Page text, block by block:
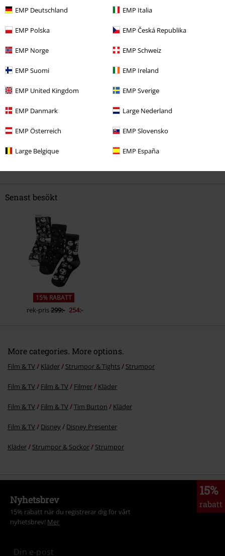
EMP Deutschland EMP Italia
EMP Polska EMP Česká Republika
EMP Norge EMP Schweiz
EMP Suomi EMP Ireland
EMP United Kingdom EMP Sverige
EMP Danmark Large Nederland
EMP Österreich EMP Slovensko
Large Belgique EMP España
Kvalité
Verifierad recension
Hade du någon nytta av den här recensionen?
Kommentar
Skicka kommentar
Senast besökt
15% RABATT
rek-pris299:- 254:-
More categories. More options.
Film & TV Kläder Strumpor & Tights Strumpor
Film & TV Film & TV Filmer Kläder
Film & TV Film & TV Tim Burton Kläder
Film & TV Disney Disney Presenter
Kläder Strumpor & Sockor Strumpor
15%
rabatt
Nyhetsbrev
15% rabatt när du registrerar dig för vårt
nyhetsbrev! Mer